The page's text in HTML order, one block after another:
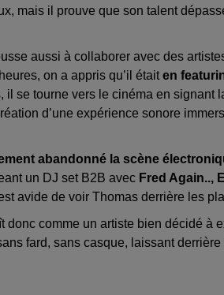
mais il prouve que son talent
aussi à collaborer avec des
on a appris qu’il étaiten
il se tourne vers le cinéma en signant
d’une expérience sonore
abandonné la scène
un DJ set B2B avec Fred Again..,
avide de voir Thomas derrière les
donc comme un artiste bien décidé à
fard, sans casque, laissant